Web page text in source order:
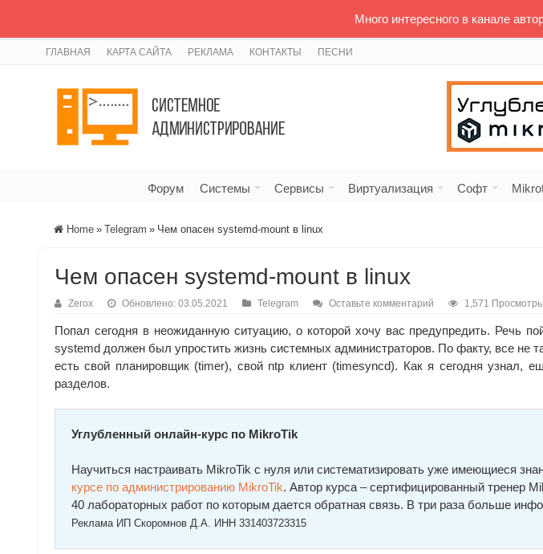
ГЛАВНАЯ КАРТА САЙТА РЕКЛАМА КОНТАКТЫ ПЕСНИ
Форум Системы Сервисы Виртуализация Софт
Home » Telegram » Чем опасен systemd-mount в linux
Чем опасен systemd-mount в linux
Zerox Обновлено: 03.05.2021 Telegram Оставьте комментарий 1,571 Просмотры
Попал сегодня в неожиданную ситуацию, о которой хочу вас предупредить. Речь
systemd должен был упростить жизнь системных администраторов. По факту, все не
есть свой планировщик (timer), свой ntp клиент (timesyncd). Как я сегодня узнал,
разделов.
Углубленный онлайн-курс по MikroTik
Научиться настраивать MikroTik с нуля или систематизировать уже имеющиеся
курcе по администрированию MikroTik. Автор курcа – сертифицированный тренер
40 лабораторных работ по которым дается обратная связь. В три раза больше
Реклама ИП Скоромнов Д.А. ИНН 331403723315
Много интересного в канале